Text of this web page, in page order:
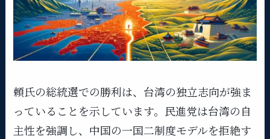
頼氏の総統選での勝利は、台湾の独立志向が強ま
っていることを示しています。民進党は台湾の自
主性を強調し、中国の一国二制度モデルを拒絶す